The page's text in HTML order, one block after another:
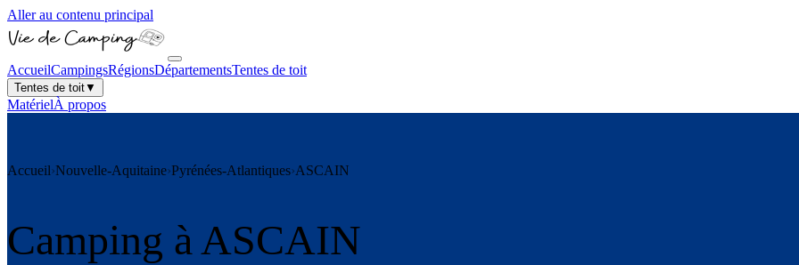
Aller au contenu principal
AccueilCampingsRégionsDépartementsTentes de toit
Tentes de toit▼
MatérielÀ propos
Accueil›Nouvelle-Aquitaine›Pyrénées-Atlantiques›ASCAIN
Camping à ASCAIN